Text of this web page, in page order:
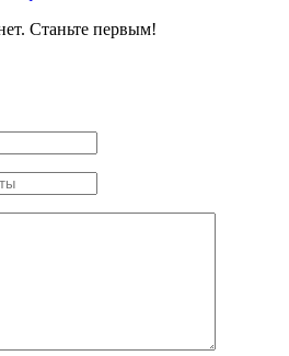
Станьте первым!